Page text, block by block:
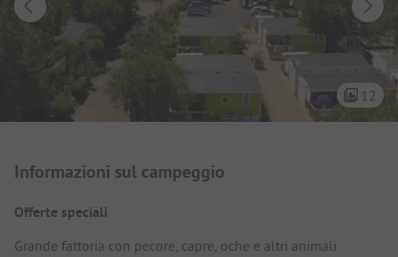
12
Informazioni sul campeggio
Offerte speciali
Grande fattoria con pecore, capre, oche e altri animali